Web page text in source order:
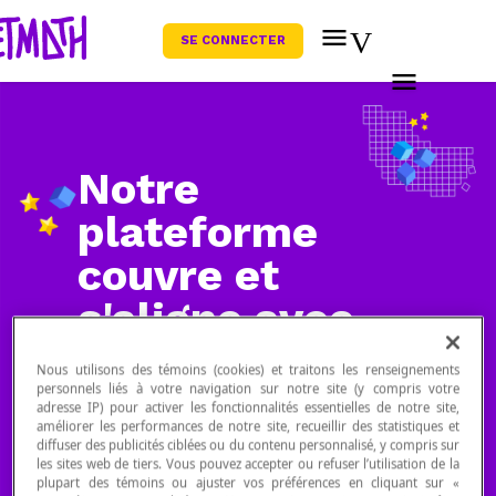
SE CONNECTER
Notre
plateforme
couvre et
s'aligne avec
votre
programme
scolaire
Nous utilisons des témoins (cookies) et traitons les renseignements
personnels liés à votre navigation sur notre site (y compris votre
adresse IP) pour activer les fonctionnalités essentielles de notre site,
améliorer les performances de notre site, recueillir des statistiques et
diffuser des publicités ciblées ou du contenu personnalisé, y compris sur
les sites web de tiers. Vous pouvez accepter ou refuser l’utilisation de la
plupart des témoins ou ajuster vos préférences en cliquant sur «